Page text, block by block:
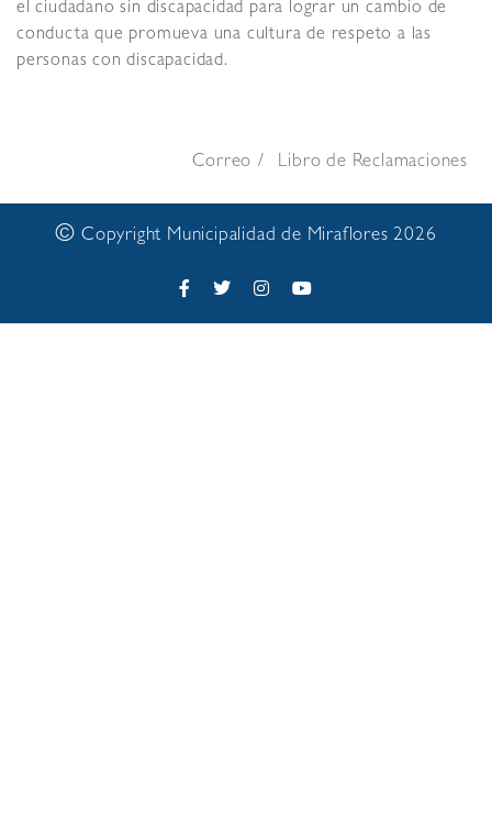
el ciudadano sin discapacidad para lograr un cambio de
conducta que promueva una cultura de respeto a las
personas con discapacidad.
Correo Libro de Reclamaciones
© Copyright Municipalidad de Miraflores 2026